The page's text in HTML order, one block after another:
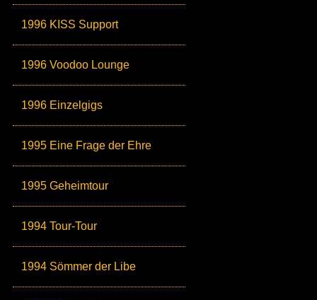
1996 KISS Support
1996 Voodoo Lounge
1996 Einzelgigs
1995 Eine Frage der Ehre
1995 Geheimtour
1994 Tour-Tour
1994 Sömmer der Libe